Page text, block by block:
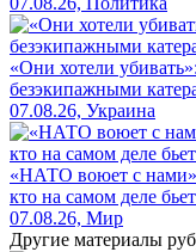
«Они хотели
безэкипажными
07.08.26, Украина
«НАТО воюет с нами»:
кто на самом деле
07.08.26, Мир
Другие материалы